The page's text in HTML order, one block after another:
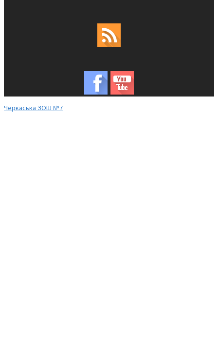
Черкаська ЗОШ №7